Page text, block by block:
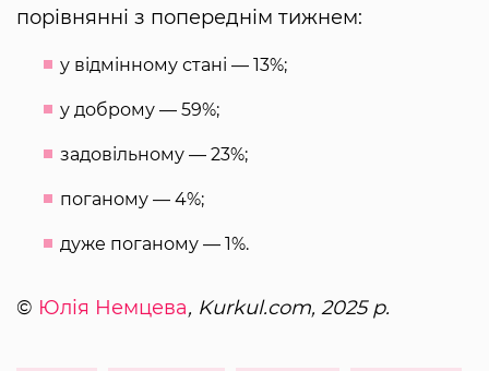
порівнянні з попереднім тижнем:
у відмінному стані — 13%;
у доброму — 59%;
задовільному — 23%;
поганому — 4%;
дуже поганому — 1%.
© Юлія Немцева, Kurkul.com, 2025 р.